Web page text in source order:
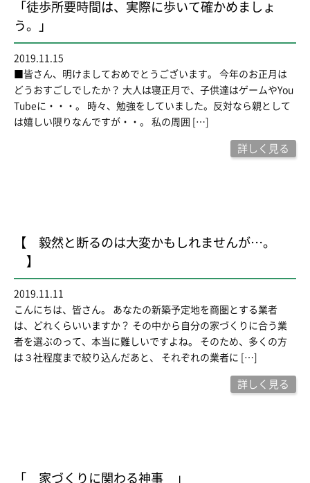
「徒歩所要時間は、実際に歩いて確かめましょ
う。」
2019.11.15
■皆さん、明けましておめでとうございます。 今年のお正月は
どうおすごしでしたか？ 大人は寝正月で、子供達はゲームやYou
Tubeに・・・。 時々、勉強をしていました。反対なら親として
は嬉しい限りなんですが・・。 私の周囲 […]
詳しく見る
【 毅然と断るのは大変かもしれませんが…。
】
2019.11.11
こんにちは、皆さん。 あなたの新築予定地を商圏とする業者
は、どれくらいいますか？ その中から自分の家づくりに合う業
者を選ぶのって、本当に難しいですよね。 そのため、多くの方
は３社程度まで絞り込んだあと、 それぞれの業者に […]
詳しく見る
「 家づくりに関わる神事 」